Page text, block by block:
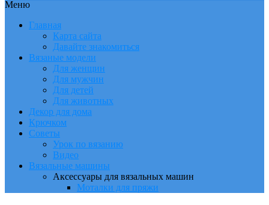
Меню
Главная
Карта сайта
Давайте знакомиться
Вязаные модели
Для женщин
Для мужчин
Для детей
Для животных
Декор для дома
Крючком
Советы
Урок по вязанию
Видео
Вязальные машины
Аксессуары для вязальных машин
Моталки для пряжи